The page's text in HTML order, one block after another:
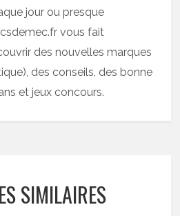
jour ou presque
vous fait
des nouvelles marques
des conseils, des bonne
et jeux concours.
SIMILAIRES